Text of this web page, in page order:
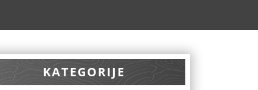
KATEGORIJE